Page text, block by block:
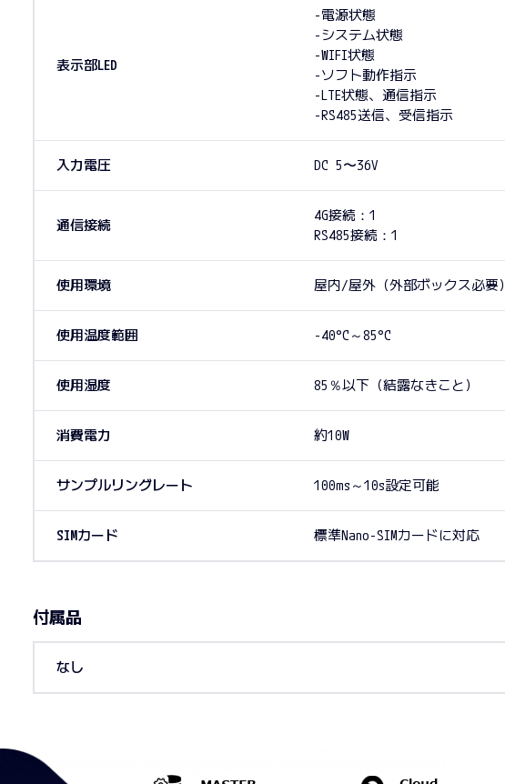
表示部LED
-電源状態
-システム状態
-WIFI状態
-ソフト動作指示
-LTE状態、通信指示
-RS485送信、受信指示
入力電圧 DC 5〜36V
通信接続
4G接続：1
RS485接続：1
使用環境 屋内/屋外（外部ボックス必要）
使用温度範囲 -40°C～85°C
使用湿度 85％以下（結露なきこと）
消費電力 約10W
サンプルリングレート 100ms～10s設定可能
SIMカード 標準Nano-SIMカードに対応
付属品
なし